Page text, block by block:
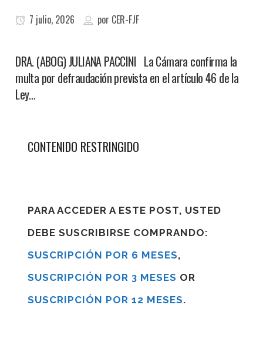
7 julio, 2026 por CER-FJF
DRA. (ABOG) JULIANA PACCINI La Cámara confirma la
multa por defraudación prevista en el artículo 46 de la
Ley…
CONTENIDO RESTRINGIDO
PARA ACCEDER A ESTE POST, USTED
DEBE SUSCRIBIRSE COMPRANDO:
SUSCRIPCIÓN POR 6 MESES,
SUSCRIPCIÓN POR 3 MESES OR
SUSCRIPCIÓN POR 12 MESES.